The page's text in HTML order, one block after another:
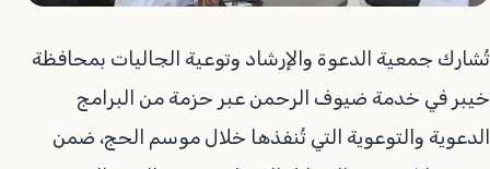
تُشارك جمعية الدعوة والإرشاد وتوعية الجاليات بمحافظة
خيبر في خدمة ضيوف الرحمن عبر حزمة من البرامج
الدعوية والتوعوية التي تُنفذها خلال موسم الحج، ضمن